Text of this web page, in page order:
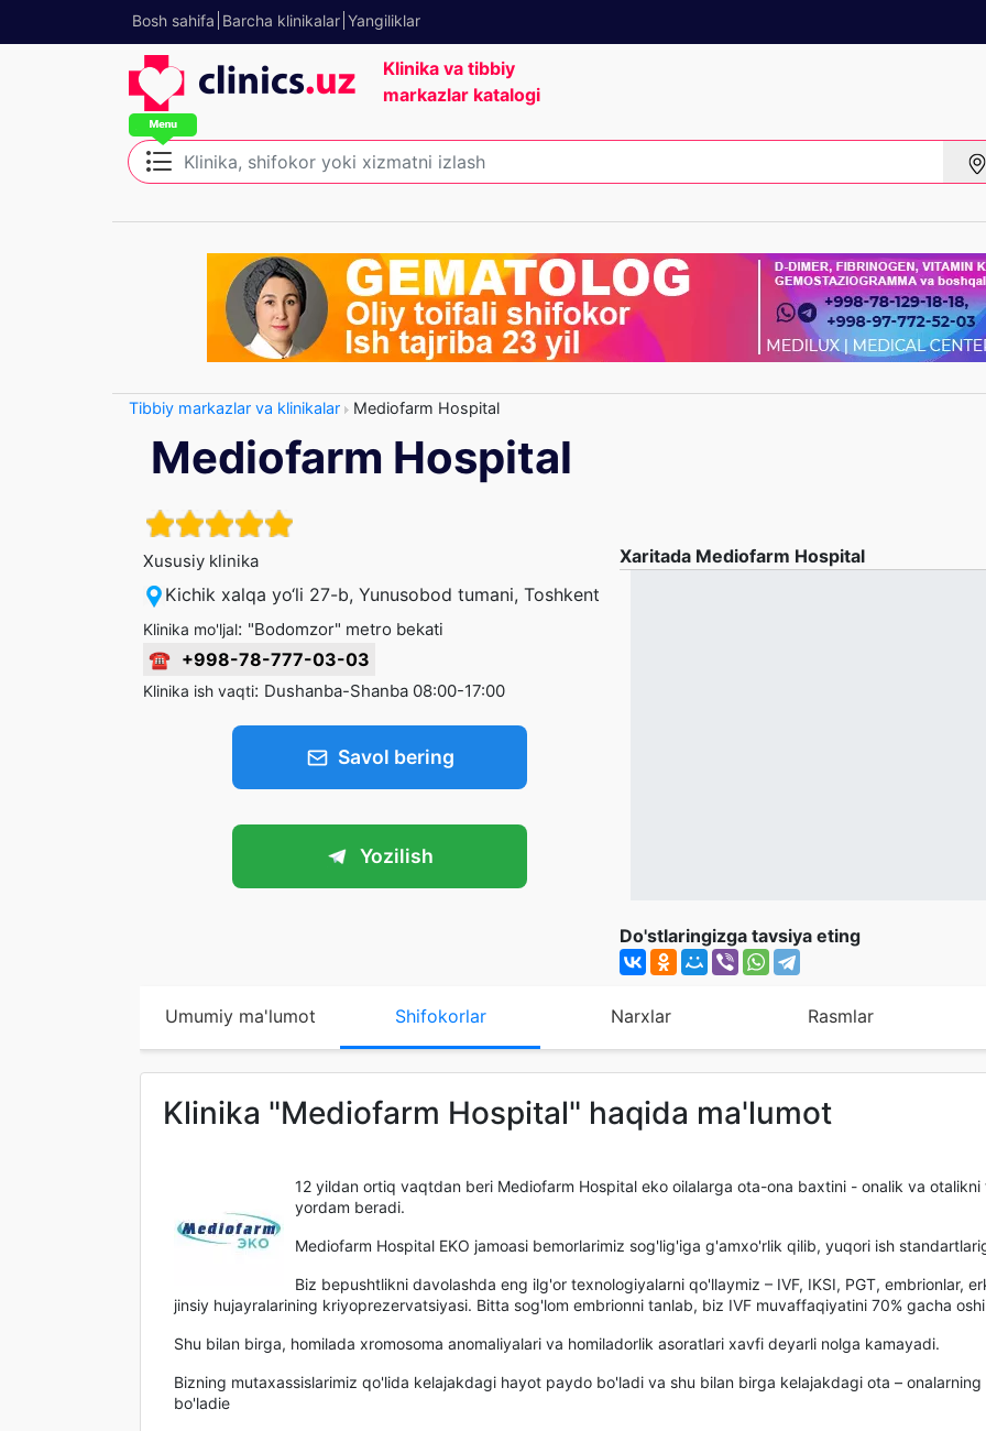
Bosh sahifa Barcha klinikalar Yangiliklar
Klinika va tibbiy
markazlar katalogi
Tibbiy markazlar va klinikalar Mediofarm Hospital
Mediofarm Hospital
Xususiy klinika
Kichik xalqa yo‘li 27-b, Yunusobod tumani, Toshkent
Klinika mo'ljal: "Bodomzor" metro bekati
☎ +998-78-777-03-03
Klinika ish vaqti: Dushanba-Shanba 08:00-17:00
Savol bering
Yozilish
Xaritada Mediofarm Hospital
Do'stlaringizga tavsiya eting
Umumiy ma'lumot Shifokorlar Narxlar Rasmlar
Klinika "Mediofarm Hospital" haqida ma'lumot
12 yildan ortiq vaqtdan beri Mediofarm Hospital eko oilalarga ota-ona baxtini - onalik va otalikni
yordam beradi.
Mediofarm Hospital EKO jamoasi bemorlarimiz sog'lig'iga g'amxo'rlik qilib, yuqori ish
Biz bepushtlikni davolashda eng ilg'or texnologiyalarni qo'llaymiz – IVF, IKSI, PGT, embrionlar,
jinsiy hujayralarining kriyoprezervatsiyasi. Bitta sog'lom embrionni tanlab, biz IVF muvaffaqiyatini 70% gacha
Shu bilan birga, homilada xromosoma anomaliyalari va homiladorlik asoratlari xavfi deyarli nolga kamayadi.
Bizning mutaxassislarimiz qo'lida kelajakdagi hayot paydo bo'ladi va shu bilan birga kelajakdagi ota –
bo'ladiе